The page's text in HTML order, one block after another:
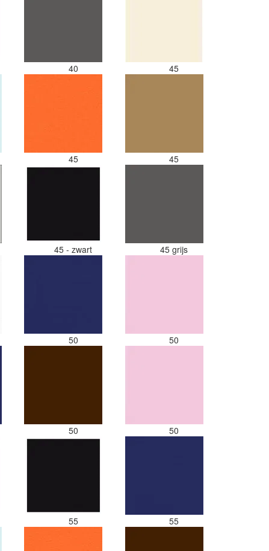
40 45
45 45
45 - zwart 45 grijs
50 50
50 50
55 55